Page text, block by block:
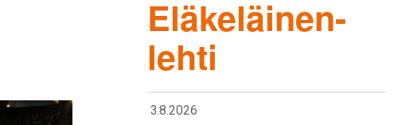
Eläkeläinen-
lehti
3.8.2026